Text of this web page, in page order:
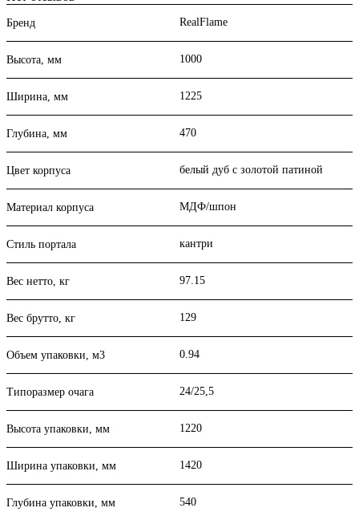
Бренд RealFlame
Высота, мм 1000
Ширина, мм 1225
Глубина, мм 470
Цвет корпуса белый дуб с золотой патиной
Материал корпуса МДФ/шпон
Стиль портала кантри
Вес нетто, кг 97.15
Вес брутто, кг 129
Объем упаковки, м3 0.94
Типоразмер очага 24/25,5
Высота упаковки, мм 1220
Ширина упаковки, мм 1420
Глубина упаковки, мм 540